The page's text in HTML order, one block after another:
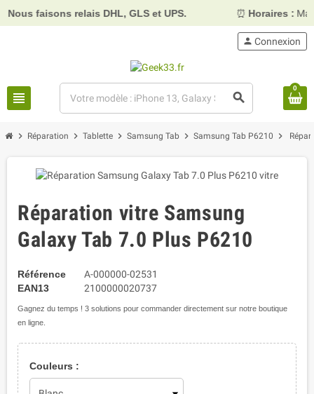
relais DHL, GLS et UPS. Horaires :Mardi,
view_headline search
person Connexion
0
chevron_right Réparation chevron_right Tablette chevron_right Samsung Tab chevron_right Samsung Tab P6210 chevron_right
Réparation vitre Samsung
Galaxy Tab 7.0 Plus P6210
Référence
A-000000-02531
EAN13
2100000020737
Gagnez du temps ! 3 solutions pour commander directement sur notre boutique
en ligne.
Couleurs :